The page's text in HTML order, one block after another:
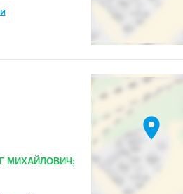
МИХАЙЛОВИЧ;
location_on